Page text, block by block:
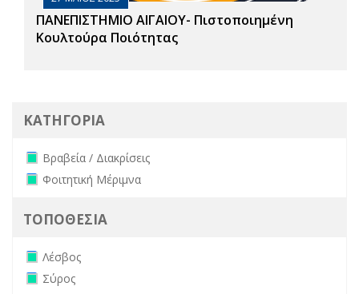
ΠΑΝΕΠΙΣΤΗΜΙΟ ΑΙΓΑΙΟΥ- Πιστοποιημένη
Κουλτούρα Ποιότητας
ΚΑΤΗΓΟΡΙΑ
Remove Βραβεία / Διακρίσεις filter
Βραβεία / Διακρίσεις
Remove Φοιτητική Μέριμνα filter
Φοιτητική Μέριμνα
ΤΟΠΟΘΕΣΙΑ
Remove Λέσβος filter
Λέσβος
Remove Σύρος filter
Σύρος